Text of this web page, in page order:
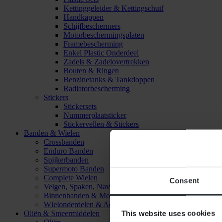
Consent
This website uses cookies
Kettinggeleider & Kettingschuif
Handkappen
Schijfbeschermers
Motorbeschermingsplaten
Framebescherming
Enkel Plastic Onderdeel
Zadels & Zadelovertrekken
Bouten & Ringen
Benzinetanks & Tankdoppen
Radiatorbescherming
Stickers
Stickersets
Nummerplaatsticker
Stickervellen & Stickers
Banden & Wielen
Crossbanden
Enduro Banden
Spijkerbanden
Supermoto Banden
Complete Wielen
Velgen, Spaken, Naven & Lagers
Binnenbanden & Mousses
WIelonderdelen & Accessoires
Oliën & Smeermiddelen